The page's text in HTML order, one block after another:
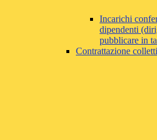
Incarichi
dipendenti
pubblicare in
Contrattazione